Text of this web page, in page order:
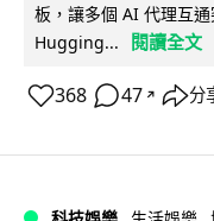
板，讓多個 AI 代理互
Hugging...
閱讀全文
368 47 ↗ 分